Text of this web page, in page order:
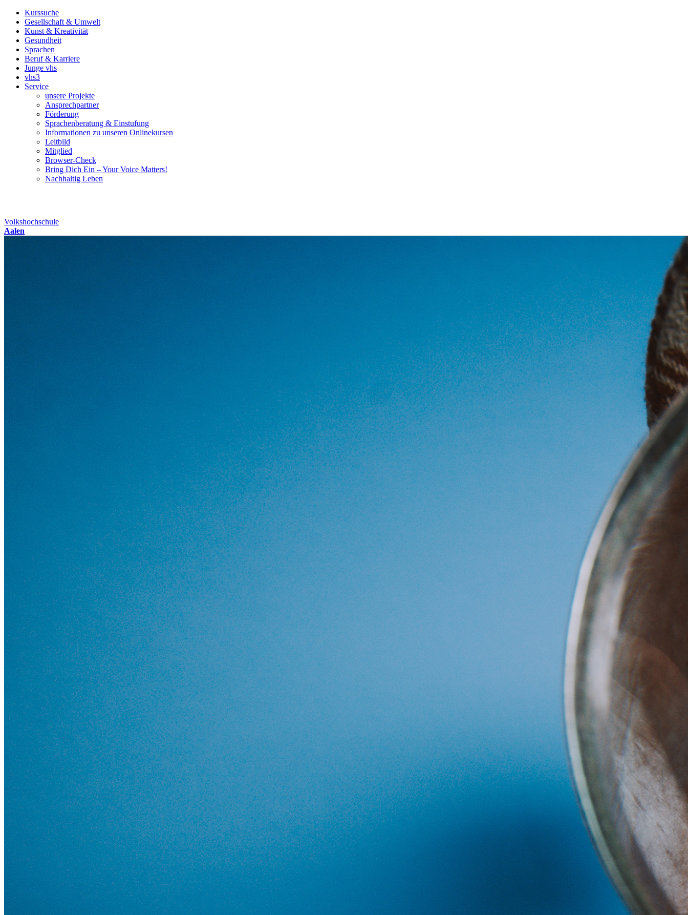
Kurssuche
Gesellschaft & Umwelt
Kunst & Kreativität
Gesundheit
Sprachen
Beruf & Karriere
Junge vhs
vhs3
Service
unsere Projekte
Ansprechpartner
Förderung
Sprachenberatung & Einstufung
Informationen zu unseren Onlinekursen
Leitbild
Mitglied
Browser-Check
Bring Dich Ein – Your Voice Matters!
Nachhaltig Leben
Volkshochschule
Aalen